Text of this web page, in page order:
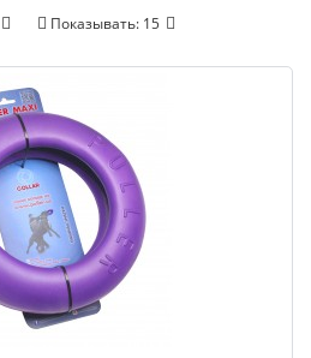
Показывать: 15